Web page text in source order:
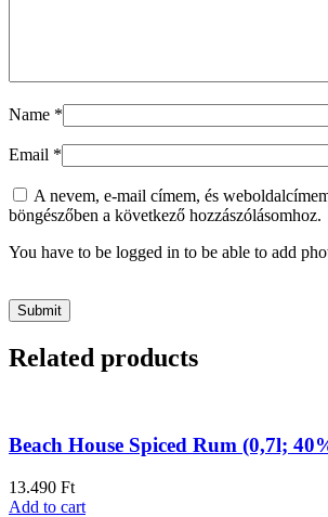
Name *
Email *
A nevem, e-mail címem, és
böngészőben a következő hozzászólásomhoz.
You have to be logged in to be able to add
Related products
Beach House Spiced Rum (0,7l;
13.490 Ft
Add to cart